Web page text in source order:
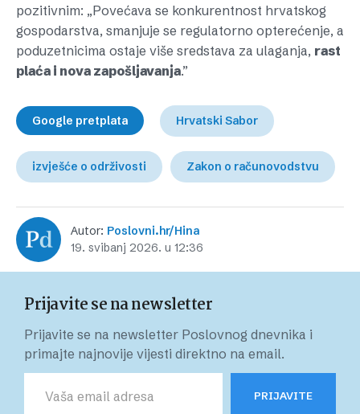
pozitivnim: „Povećava se konkurentnost hrvatskog
gospodarstva, smanjuje se regulatorno opterećenje, a
poduzetnicima ostaje više sredstava za ulaganja, rast
plaća i nova zapošljavanja.”
Google pretplata Hrvatski Sabor
izvješće o održivosti Zakon o računovodstvu
Autor: Poslovni.hr/Hina
19. svibanj 2026. u 12:36
Prijavite se na newsletter
Prijavite se na newsletter Poslovnog dnevnika i
primajte najnovije vijesti direktno na email.
PRIJAVITE